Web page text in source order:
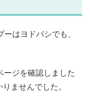
はヨドバシでも、
ージを確認しました
ませんでした。